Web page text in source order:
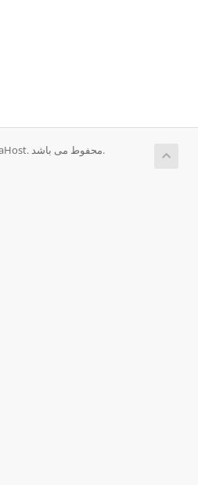
تمامی حقوق برای © 2026 LunaHost. محفوط می باشد.